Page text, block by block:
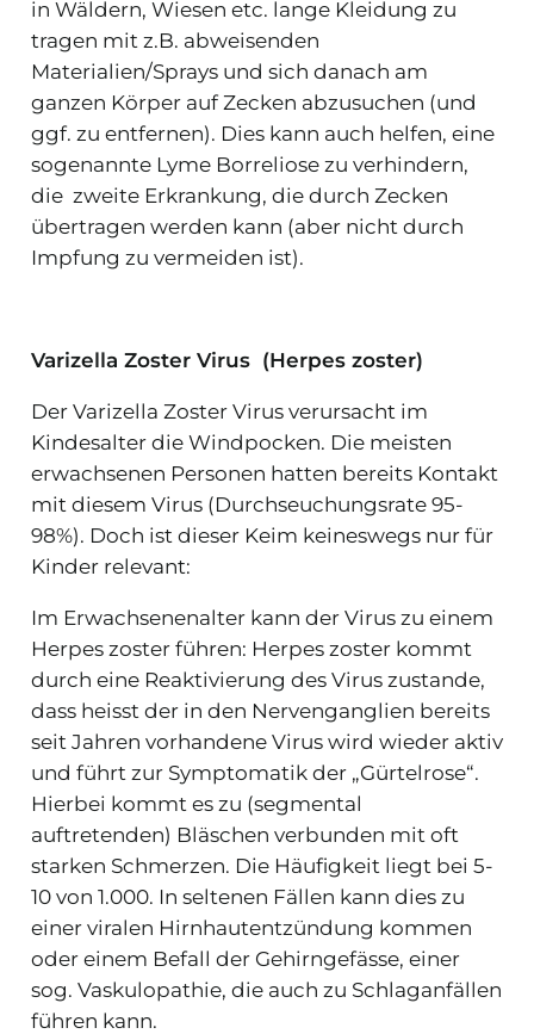
in Wäldern, Wiesen etc. lange Kleidung zu
tragen mit z.B. abweisenden
Materialien/Sprays und sich danach am
ganzen Körper auf Zecken abzusuchen (und
ggf. zu entfernen). Dies kann auch helfen, eine
sogenannte Lyme Borreliose zu verhindern,
die zweite Erkrankung, die durch Zecken
übertragen werden kann (aber nicht durch
Impfung zu vermeiden ist).
Varizella Zoster Virus (Herpes zoster)
Der Varizella Zoster Virus verursacht im
Kindesalter die Windpocken. Die meisten
erwachsenen Personen hatten bereits Kontakt
mit diesem Virus (Durchseuchungsrate 95-
98%). Doch ist dieser Keim keineswegs nur für
Kinder relevant:
Im Erwachsenenalter kann der Virus zu einem
Herpes zoster führen: Herpes zoster kommt
durch eine Reaktivierung des Virus zustande,
dass heisst der in den Nervenganglien bereits
seit Jahren vorhandene Virus wird wieder aktiv
und führt zur Symptomatik der „Gürtelrose“.
Hierbei kommt es zu (segmental
auftretenden) Bläschen verbunden mit oft
starken Schmerzen. Die Häufigkeit liegt bei 5-
10 von 1.000. In seltenen Fällen kann dies zu
einer viralen Hirnhautentzündung kommen
oder einem Befall der Gehirngefässe, einer
sog. Vaskulopathie, die auch zu Schlaganfällen
führen kann.